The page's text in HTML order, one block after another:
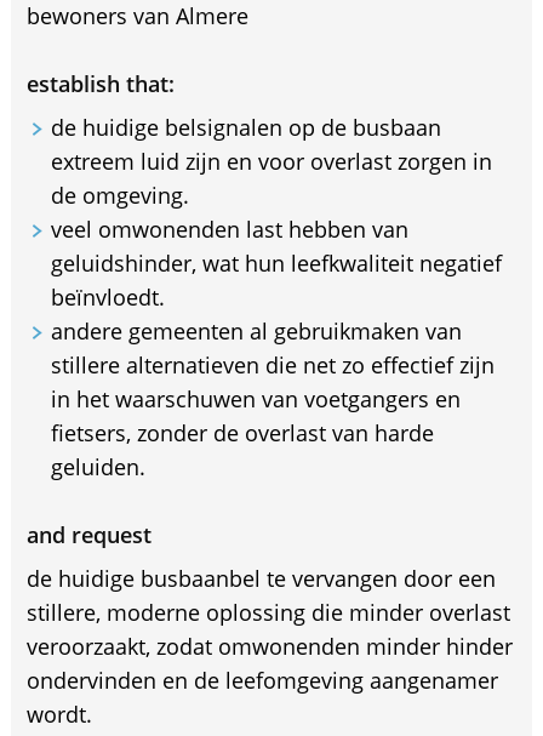
bewoners van Almere
establish that:
de huidige belsignalen op de busbaan
extreem luid zijn en voor overlast zorgen in
de omgeving.
veel omwonenden last hebben van
geluidshinder, wat hun leefkwaliteit negatief
beïnvloedt.
andere gemeenten al gebruikmaken van
stillere alternatieven die net zo effectief zijn
in het waarschuwen van voetgangers en
fietsers, zonder de overlast van harde
geluiden.
and request
de huidige busbaanbel te vervangen door een
stillere, moderne oplossing die minder overlast
veroorzaakt, zodat omwonenden minder hinder
ondervinden en de leefomgeving aangenamer
wordt.